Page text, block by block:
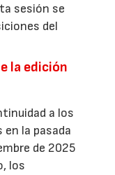
sesión se
del
la edición
a los
la pasada
de 2025
los